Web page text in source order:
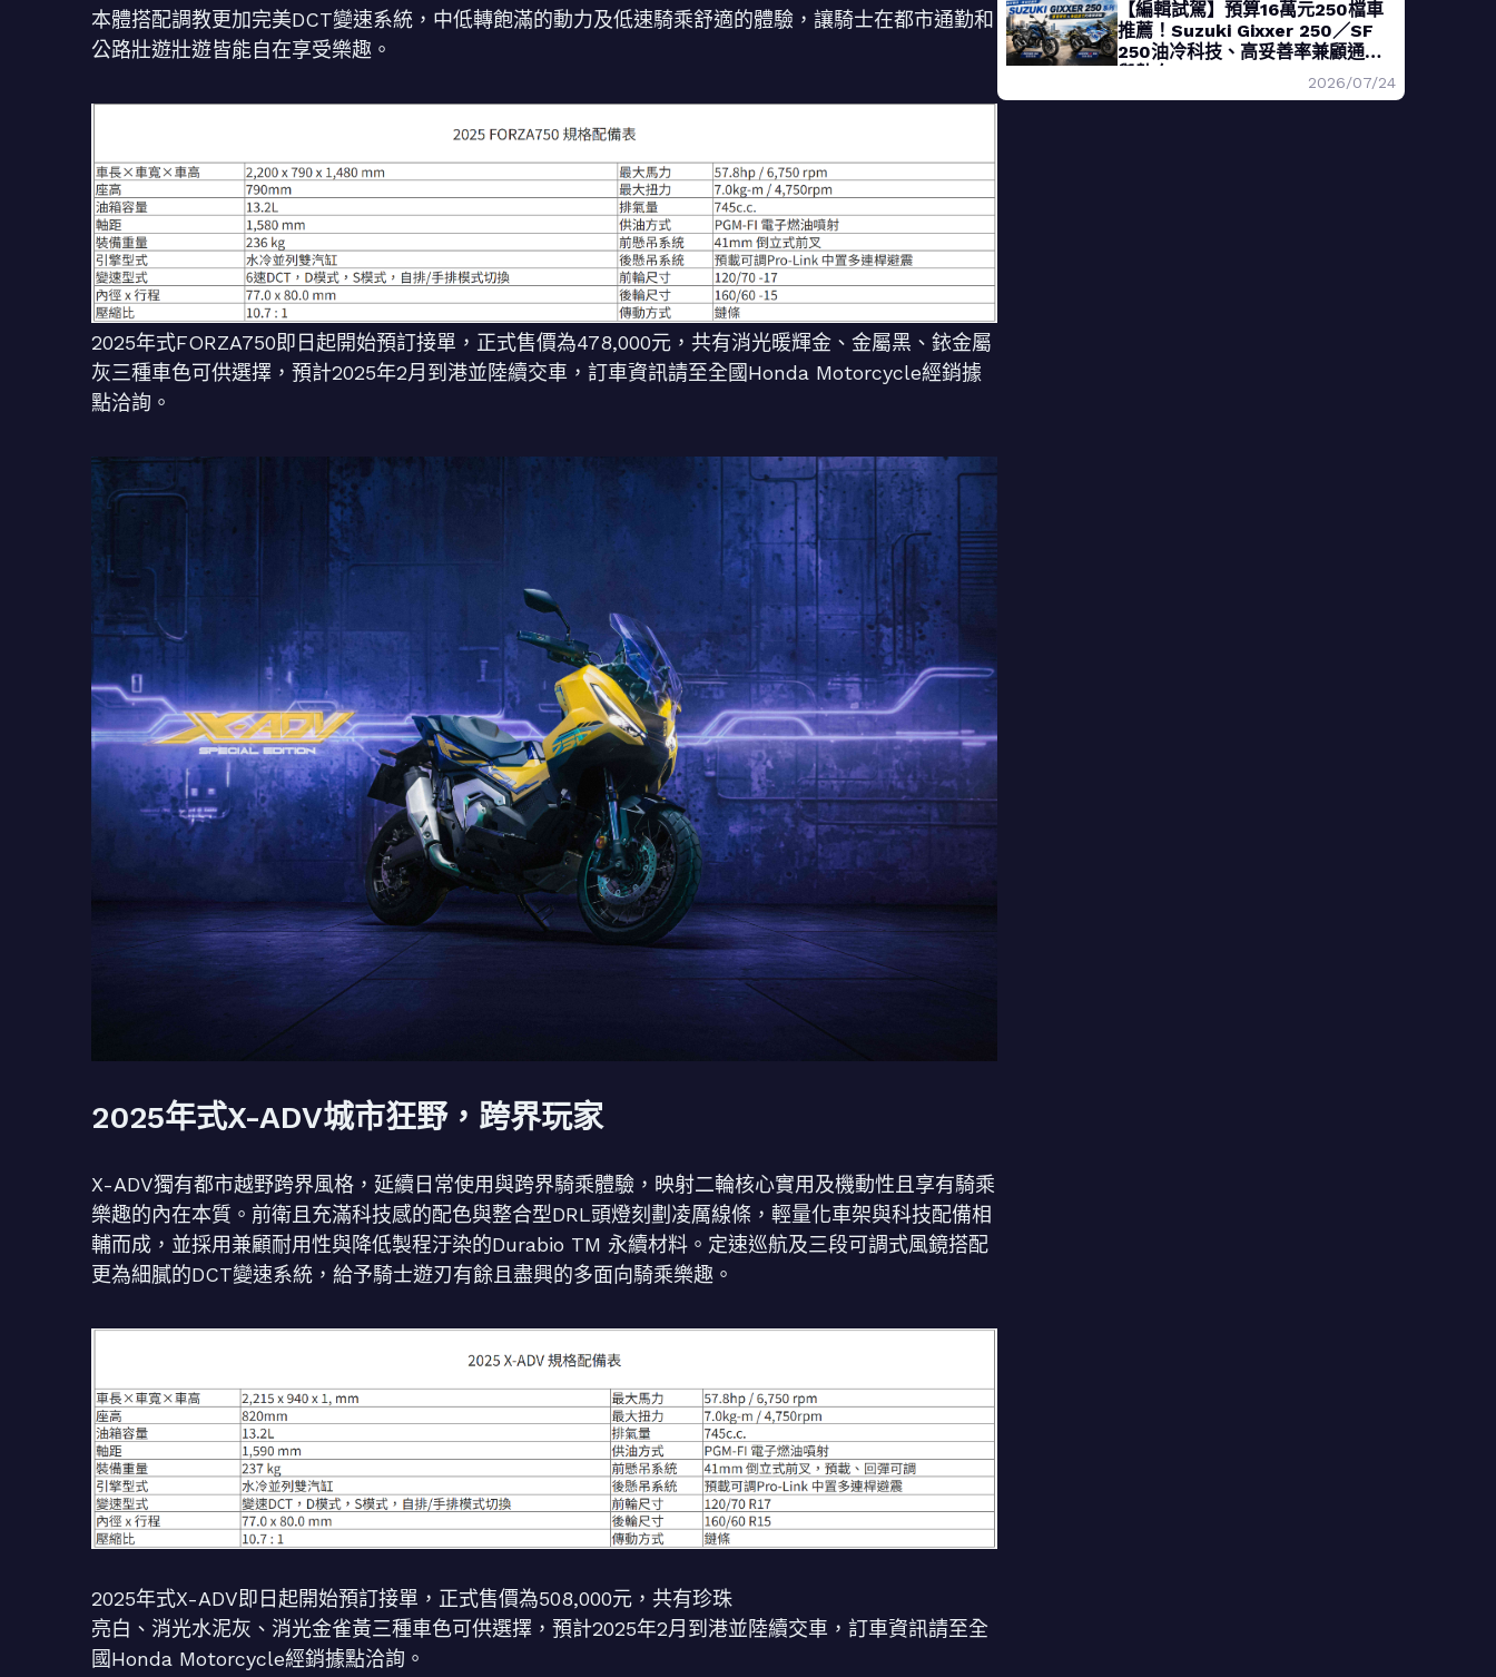
本體搭配調教更加完美DCT變速系統，中低轉飽滿的動力及低速騎乘舒適的體驗，讓騎士在都市通勤和
公路壯遊壯遊皆能自在享受樂趣。
2025年式FORZA750即日起開始預訂接單，正式售價為478,000元，共有消光暖輝金、金屬黑、銥金屬
灰三種車色可供選擇，預計2025年2月到港並陸續交車，訂車資訊請至全國Honda Motorcycle經銷據
點洽詢。
2025年式X-ADV城市狂野，跨界玩家
X-ADV獨有都市越野跨界風格，延續日常使用與跨界騎乘體驗，映射二輪核心實用及機動性且享有騎乘
樂趣的內在本質。前衛且充滿科技感的配色與整合型DRL頭燈刻劃凌厲線條，輕量化車架與科技配備相
輔而成，並採用兼顧耐用性與降低製程汙染的Durabio TM 永續材料。定速巡航及三段可調式風鏡搭配
更為細膩的DCT變速系統，給予騎士遊刃有餘且盡興的多面向騎乘樂趣。
2025年式X-ADV即日起開始預訂接單，正式售價為508,000元，共有珍珠
亮白、消光水泥灰、消光金雀黃三種車色可供選擇，預計2025年2月到港並陸續交車，訂車資訊請至全
國Honda Motorcycle經銷據點洽詢。
【編輯試駕】預算16萬元250檔車
推薦！Suzuki Gixxer 250／SF
250油冷科技、高妥善率兼顧通勤
與熱血
2026/07/24